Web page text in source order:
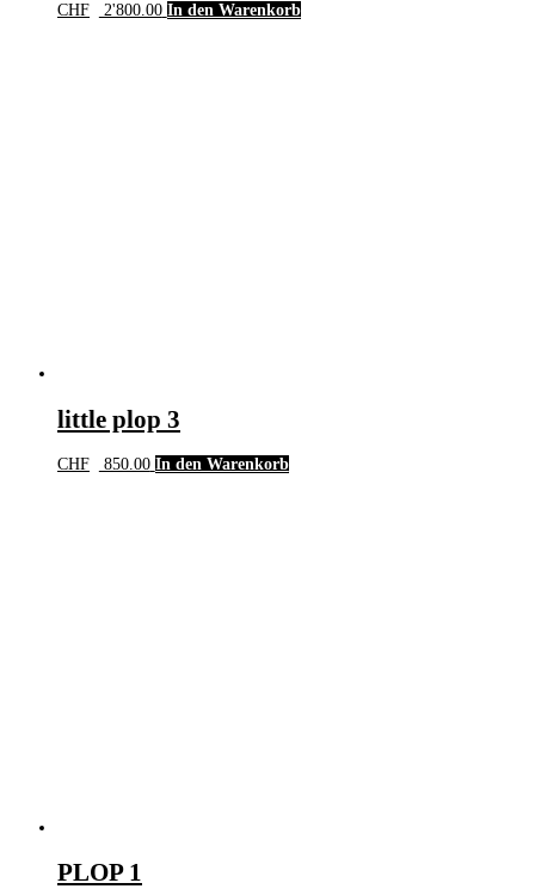
CHF 2'800.00 In den Warenkorb
little plop 3
CHF 850.00 In den Warenkorb
PLOP 1